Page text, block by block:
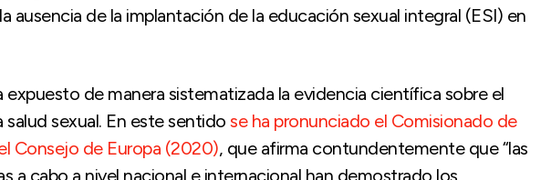
ausencia de la implantación de la educación sexual integral (ESI) en
expuesto de manera sistematizada la evidencia científica sobre el
sexual. En este sentido se ha pronunciado el Comisionado de
Consejo de Europa (2020), que afirma contundentemente que “las
a cabo a nivel nacional e internacional han demostrado los